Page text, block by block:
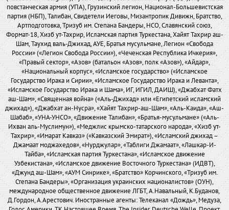
повстанческая армия (УПА), Грузинский легион, Национал-Большевистская
партия (НБП), Талибан, Свидетели Иеговы, Мизантропик Дивижн, Братство,
Артподготовка, Тризуб им. Степана Бандеры, НСО, Славянский союз,
Формат-18, Хизб ут-Тахрир, Исламская партия Туркестана, Хайят Тахрир аш-
Шам, Таухид валь-Джихад, АУЕ, Братья мусульмане, Легион «Свобода
России» («Легион Свобода России»), «Чеченская Республика Ичкерия»,
«Правый сектор», «Азов» (батальон «Азов», полк «Азов»), «Айдар»,
«Национальный корпус», «Исламское государство» («Исламское
Государство Ирака и Сирии», «Исламское Государство Ирака и Леванта»,
«Исламское Государство Ирака и Шама», ИГ, ИГИЛ, ДАИШ), «Джабхат Фатх
аш-Шам», «Священная война» («Аль-Джихад» или «Египетский исламский
джихад»), «Джабхат ан-Нусра», «Хайят Тахрир-аш-Шам», «Аль-Каида», «Аш-
Шабаб», «УНА-УНСО», «Движение Талибан», «Братья-мусульмане» («Аль-
Ихван аль-Муслимун»), «Меджлис крымско-татарского народа», «Хизб ут-
Тахрир», «Имарат Кавказ» («Кавказский Эмират»), «Исламский джихад –
Джамаат моджахедов», «Нурджулар», «Таблиги Джамаат», «Лашкар-И-
Тайба», «Исламская партия Туркестана», «Исламское движение
Узбекистана», «Исламское движение Восточного Туркестана» (ИДВТ),
«Джунд аш-Шам», «АУМ Синрике», «Братство» Корчинского, «Тризуб им.
Степана Бандеры», «Организация украинских националистов» (ОУН),
международное общественное движение ЛГБТ, А.Навальный, К.Буданов,
Д.Гордон, А.Арестович. Иностранные агенты: Телеканал «Дождь», Медуза,